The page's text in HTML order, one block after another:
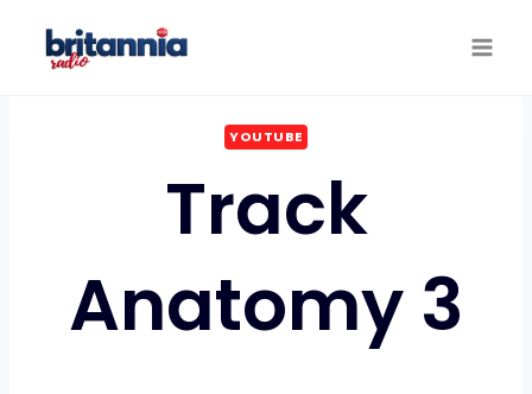
YOUTUBE
Track
Anatomy 3